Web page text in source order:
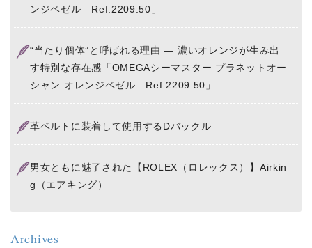
ンジベゼル Ref.2209.50」
“当たり個体”と呼ばれる理由 ― 濃いオレンジが生み出
す特別な存在感「OMEGAシーマスター プラネットオー
シャン オレンジベゼル Ref.2209.50」
革ベルトに装着して使用するDバックル
男女ともに魅了された【ROLEX（ロレックス）】Airkin
g（エアキング）
Archives